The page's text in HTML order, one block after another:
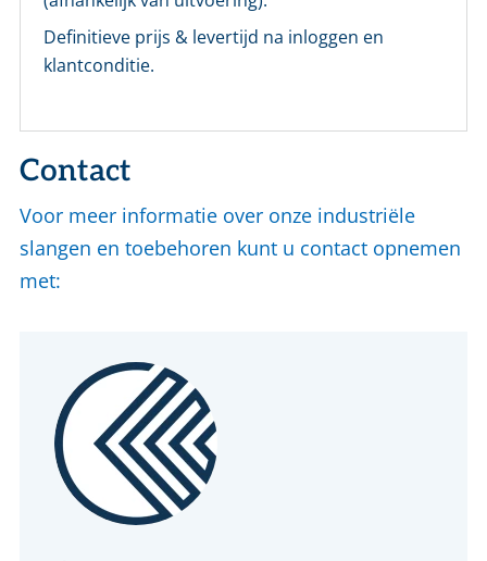
Definitieve prijs & levertijd na inloggen en
klantconditie.
Contact
Voor meer informatie over onze industriële
slangen en toebehoren kunt u contact opnemen
met:
Wachtwoord vergeten?
Nog geen account bij ons?
Maak eerst een persoonlijk account aan